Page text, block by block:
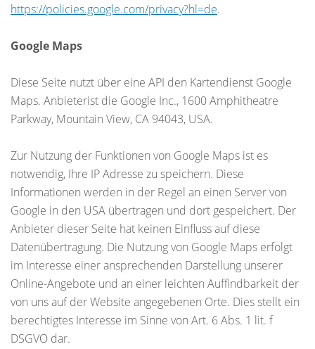
https://policies.google.com/privacy?hl=de.
Google Maps
Diese Seite nutzt über eine API den Kartendienst Google
Maps. Anbieterist die Google Inc., 1600 Amphitheatre
Parkway, Mountain View, CA 94043, USA.
Zur Nutzung der Funktionen von Google Maps ist es
notwendig, Ihre IP Adresse zu speichern. Diese
Informationen werden in der Regel an einen Server von
Google in den USA übertragen und dort gespeichert. Der
Anbieter dieser Seite hat keinen Einfluss auf diese
Datenübertragung. Die Nutzung von Google Maps erfolgt
im Interesse einer ansprechenden Darstellung unserer
Online-Angebote und an einer leichten Auffindbarkeit der
von uns auf der Website angegebenen Orte. Dies stellt ein
berechtigtes Interesse im Sinne von Art. 6 Abs. 1 lit. f
DSGVO dar.